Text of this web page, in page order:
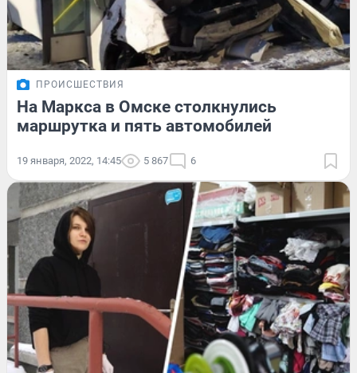
ПРОИСШЕСТВИЯ
На Маркса в Омске столкнулись
маршрутка и пять автомобилей
19 января, 2022, 14:45 5 867 6